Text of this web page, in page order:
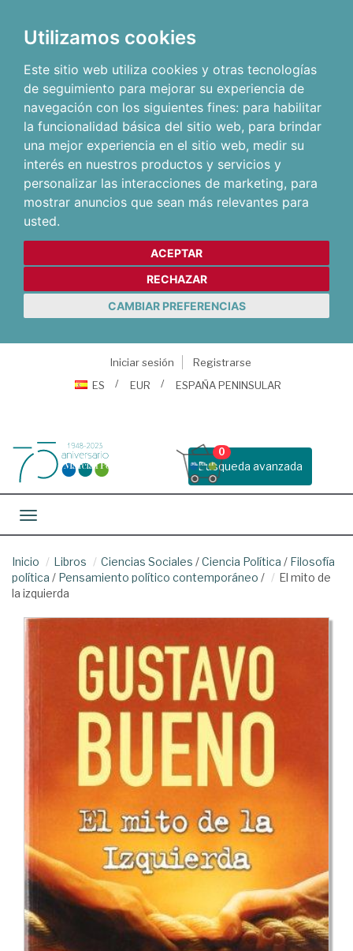
Utilizamos cookies
Este sitio web utiliza cookies y otras tecnologías
de seguimiento para mejorar su experiencia de
navegación con los siguientes fines: para habilitar
la funcionalidad básica del sitio web, para brindar
una mejor experiencia en el sitio web, medir su
interés en nuestros productos y servicios y
personalizar las interacciones de marketing, para
mostrar anuncios que sean más relevantes para
usted.
ACEPTAR
RECHAZAR
CAMBIAR PREFERENCIAS
Iniciar sesión
Registrarse
ES
EUR ESPAÑA PENINSULAR
Busqueda avanzada
0
Toggle navigation
Inicio Libros Ciencias Sociales /Ciencia Política / Filosofía
política / Pensamiento político contemporáneo /
El mito de
la izquierda